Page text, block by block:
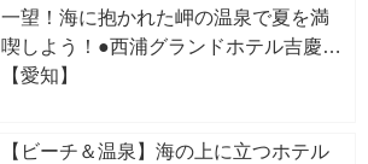
一望！海に抱かれた岬の温泉で夏を満
喫しよう！●西浦グランドホテル吉慶
【愛知】
【ビーチ＆温泉】海の上に立つホテル